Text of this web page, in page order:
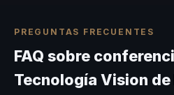
PREGUNTAS FRECUENTES
FAQ sobre
Tecnología Vision de